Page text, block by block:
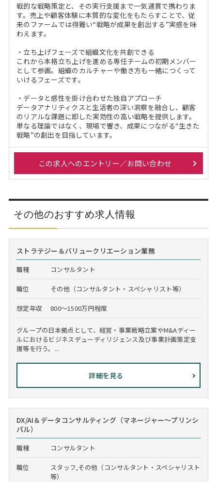
戦的な戦略策定と、その実行支援まで一気通貫で携わりま
す。売上や顧客体験に本質的な変化をもたらすことで、従
来のファームでは得難い“戦略が成果を創出する”実感を味
わえます。
・立ち上げフェーズで組織文化を共創できる
これから本格立ち上げを進める専任チームの初期メンバー
として参画。組織のカルチャーや働き方も一緒につくって
いけるフェーズです。
・データと感性を掛け合わせた独自アプローチ
データアナリティクスと生活者の深い洞察を融合し、顧客
のリアルな課題に即した実効性の高い戦略を提供します。
単なる理論ではなく、現場で響き、成果につながる“生きた
戦略”の創出を目指しています。
この求人へのエントリー／お問い合わせ
その他のおすすめ求人情報
ストラテジー＆バリュークリエーション業務
職種 コンサルタント
職位 その他（コンサルタント・スペシャリスト等）
想定年収 800～1500万円程度
グループの日本拠点として、経営・事業戦略立案やM&Aディー
ルにおけるビジネスデューディリジェンス及び事業計画策定支
援等を行う。...
詳細を見る
DX/AI＆データコンサルティング（マネージャー～プリンシ
パル）
職種 コンサルタント
職位
スタッフ,その他（コンサルタント・スペシャリスト
等）